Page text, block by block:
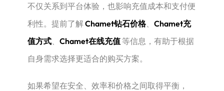
不仅关系到平台体验，也影响充值成本和支付便
利性。提前了解Chamet钻石价格、 Chamet充
值方式、 Chamet在线充值等信息，有助于根据
自身需求选择更适合的购买方案。
如果希望在安全、效率和价格之间取得平衡，